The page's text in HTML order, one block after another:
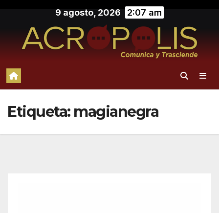
contenido
9 agosto, 2026 2:07 am
Etiqueta: magianegra